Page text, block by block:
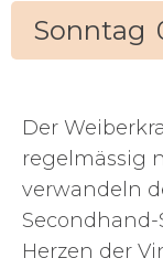
Sonntag
Der
regelmässig
verwandeln
Herzen der